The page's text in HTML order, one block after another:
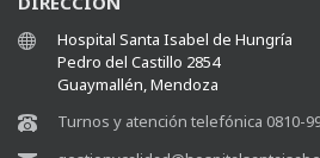
Hospital Santa Isabel de Hungría
Pedro del Castillo 2854
Guaymallén, Mendoza
Turnos y atención telefónica 0810-